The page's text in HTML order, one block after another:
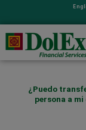
¿Puedo
persona a